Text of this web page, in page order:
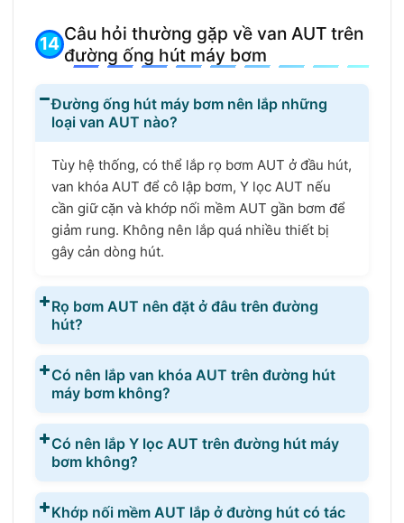
Câu hỏi thường gặp về van AUT trên
đường ống hút máy bơm
Đường ống hút máy bơm nên lắp những
loại van AUT nào?
Tùy hệ thống, có thể lắp rọ bơm AUT ở đầu hút,
van khóa AUT để cô lập bơm, Y lọc AUT nếu
cần giữ cặn và khớp nối mềm AUT gần bơm để
giảm rung. Không nên lắp quá nhiều thiết bị
gây cản dòng hút.
Rọ bơm AUT nên đặt ở đâu trên đường
hút?
Có nên lắp van khóa AUT trên đường hút
máy bơm không?
Có nên lắp Y lọc AUT trên đường hút máy
bơm không?
Khớp nối mềm AUT lắp ở đường hút có tác